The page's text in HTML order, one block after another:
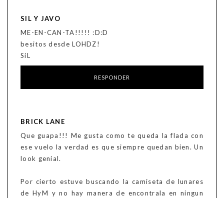
SIL Y JAVO
ME-EN-CAN-TA!!!!! :D:D
besitos desde LOHDZ!
SiL
RESPONDER
BRICK LANE
Que guapa!!! Me gusta como te queda la flada con
ese vuelo la verdad es que siempre quedan bien. Un
look genial.
Por cierto estuve buscando la camiseta de lunares
de HyM y no hay manera de encontrala en ningun